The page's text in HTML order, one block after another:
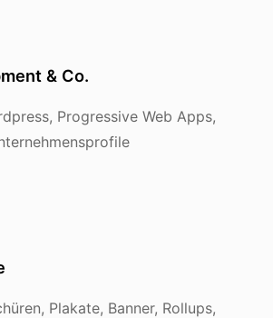
& Co.
Progressive Web Apps,
Plakate, Banner, Rollups,